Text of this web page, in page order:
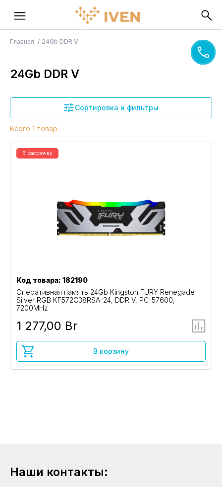
Главная 24Gb DDR V
24Gb DDR V
Сортировка и фильтры
Всего 1 товар
В рассрочку
Код товара: 182190
Оперативная память 24Gb Kingston FURY Renegade
Silver RGB KF572C38RSA-24, DDR V, PC-57600,
7200MHz
1 277,00 Br
В корзину
Наши контакты: